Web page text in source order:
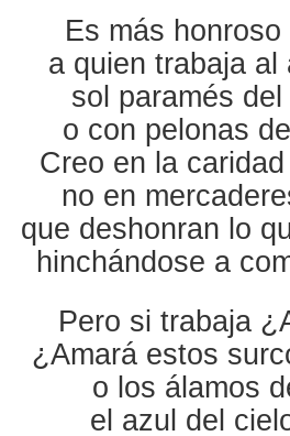
Es más
a quien trabaja al
sol paramés
o con pelonas
Creo en la
no en
que deshonran lo
hinchándose a
Pero si trabaja
¿Amará estos
o los álamos
el azul del